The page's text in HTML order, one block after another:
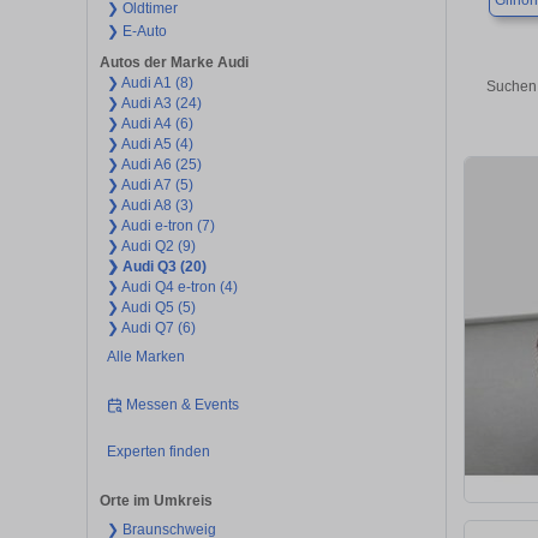
❯ Oldtimer
❯ E-Auto
Autos der Marke Audi
❯ Audi A1 (8)
❯ Audi A3 (24)
❯ Audi A4 (6)
❯ Audi A5 (4)
❯ Audi A6 (25)
❯ Audi A7 (5)
❯ Audi A8 (3)
❯ Audi e-tron (7)
❯ Audi Q2 (9)
❯ Audi Q3 (20)
❯ Audi Q4 e-tron (4)
❯ Audi Q5 (5)
❯ Audi Q7 (6)
Alle Marken
Messen & Events
Experten finden
Orte im Umkreis
❯ Braunschweig